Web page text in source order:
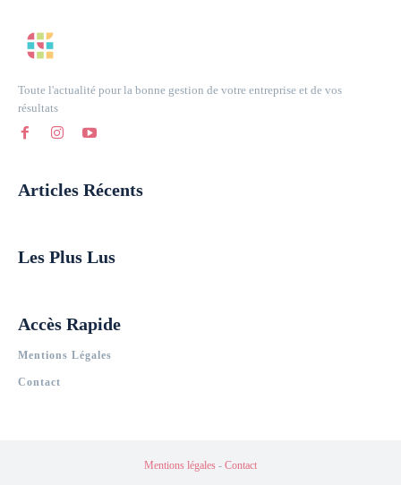
Toute l'actualité pour la bonne gestion de votre entreprise et de vos
résultats
Articles Récents
Les Plus Lus
Accès Rapide
Mentions Légales
Contact
Mentions légales - Contact